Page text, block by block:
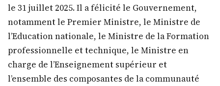
le 31 juillet 2025. Il a félicité le Gouvernement,
notamment le Premier Ministre, le Ministre de
l’Education nationale, le Ministre de la Formation
professionnelle et technique, le Ministre en
charge de l’Enseignement supérieur et
l’ensemble des composantes de la communauté